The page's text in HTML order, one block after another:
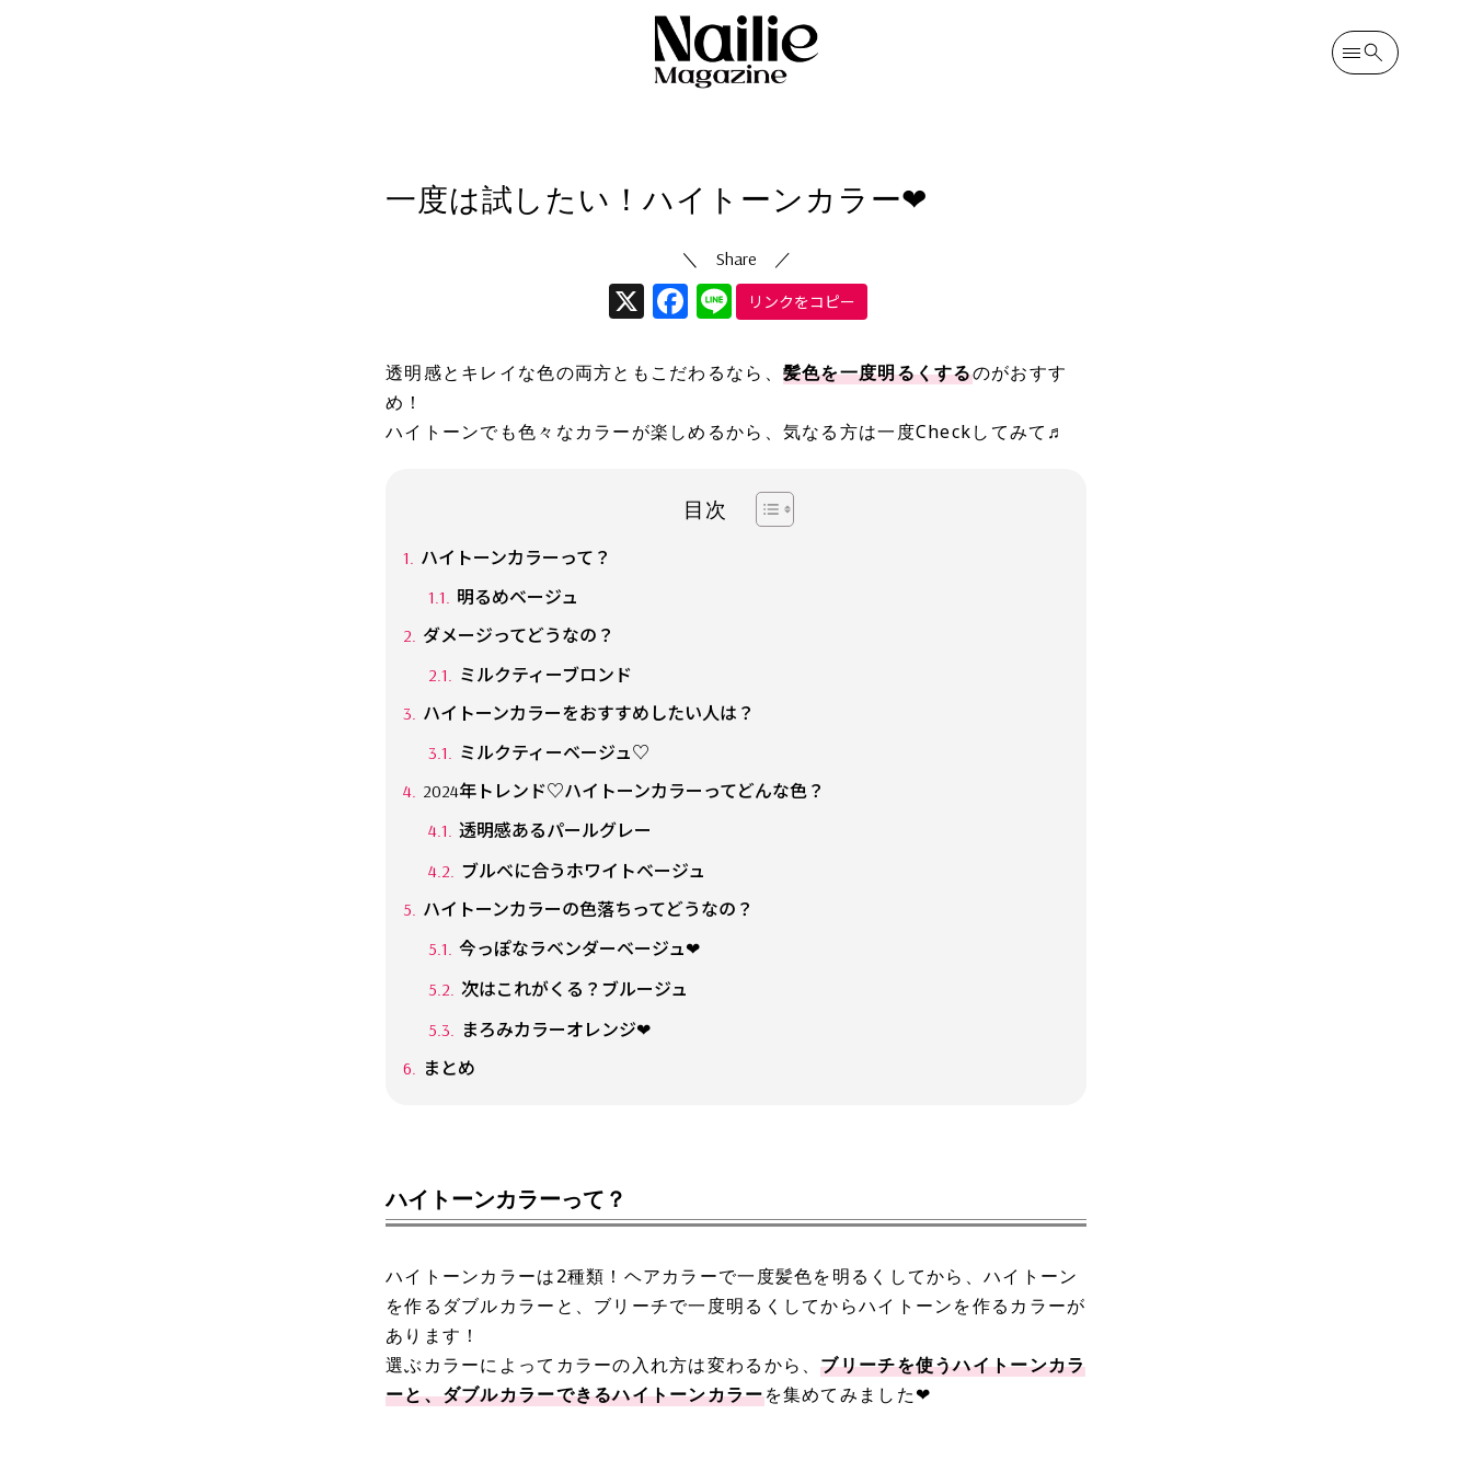
一度は試したい！ハイトーンカラー❤︎
X Facebook
Line
リンクをコピー
透明感とキレイな色の両方ともこだわるなら、 髪色を一度明るくするのがおすす
め！
ハイトーンでも色々なカラーが楽しめるから、気なる方は一度Checkしてみて♬
目次
ハイトーンカラーって？
明るめベージュ
ダメージってどうなの？
ミルクティーブロンド
ハイトーンカラーをおすすめしたい人は？
ミルクティーベージュ♡
2024年トレンド♡ハイトーンカラーってどんな色？
透明感あるパールグレー
ブルベに合うホワイトベージュ
ハイトーンカラーの色落ちってどうなの？
今っぽなラベンダーベージュ❤︎
次はこれがくる？ブルージュ
まろみカラーオレンジ❤︎
まとめ
ハイトーンカラーって？
ハイトーンカラーは2種類！ヘアカラーで一度髪色を明るくしてから、ハイトーン
を作るダブルカラーと、ブリーチで一度明るくしてからハイトーンを作るカラーが
あります！
選ぶカラーによってカラーの入れ方は変わるから、ブリーチを使うハイトーンカラ
ーと、ダブルカラーできるハイトーンカラーを集めてみました❤︎